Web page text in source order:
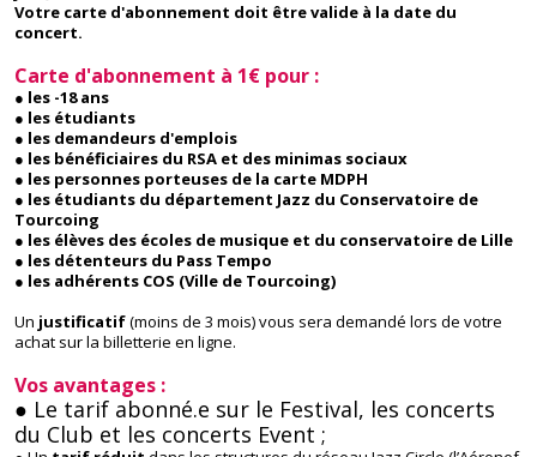
Votre carte d'abonnement doit être valide à la date du
concert.
Carte d'abonnement à 1€ pour :
● les -18 ans
● les étudiants
● les demandeurs d'emplois
● les bénéficiaires du RSA et des minimas sociaux
● les personnes porteuses de la carte MDPH
● les étudiants du département Jazz du Conservatoire de
Tourcoing
● les élèves des écoles de musique et du conservatoire de Lille
● les détenteurs du Pass Tempo
● les adhérents COS (Ville de Tourcoing)
Un justificatif(moins de 3 mois) vous sera demandé lors de votre
achat sur la billetterie en ligne.
Vos avantages :
● Le tarif abonné.e sur le Festival, les concerts
du Club et les concerts Event ;